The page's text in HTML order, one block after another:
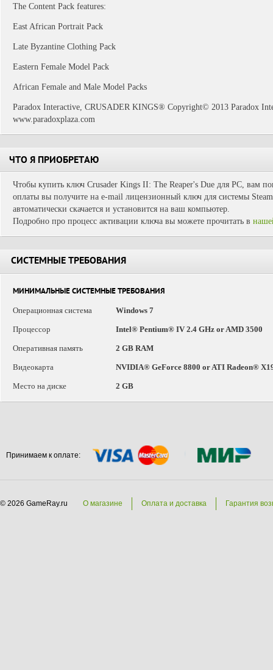
The Content Pack features:
East African Portrait Pack
Late Byzantine Clothing Pack
Eastern Female Model Pack
African Female and Male Model Packs
Paradox Interactive, CRUSADER KINGS® Copyright© 2013 Paradox
www.paradoxplaza.com
ЧТО Я ПРИОБРЕТАЮ
Чтобы купить ключ Crusader Kings II: The Reaper's Due для PC, вам
оплаты вы получите на e-mail лицензионный ключ для системы
автоматически скачается и установится на ваш компьютер.
Подробно про процесс активации ключа вы можете прочитать в
СИСТЕМНЫЕ ТРЕБОВАНИЯ
МИНИМАЛЬНЫЕ СИСТЕМНЫЕ ТРЕБОВАНИЯ
Операционная система
Windows 7
Процессор Intel® Pentium® IV 2.4 GHz or AMD 3500
Оперативная память 2 GB RAM
Видеокарта NVIDIA® GeForce 8800 or ATI Radeon®
Место на диске 2 GB
Принимаем к оплате:
© 2026 GameRay.ru О магазине Оплата и доставка Гарантия